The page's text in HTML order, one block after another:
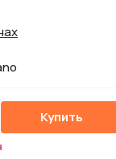
Купить